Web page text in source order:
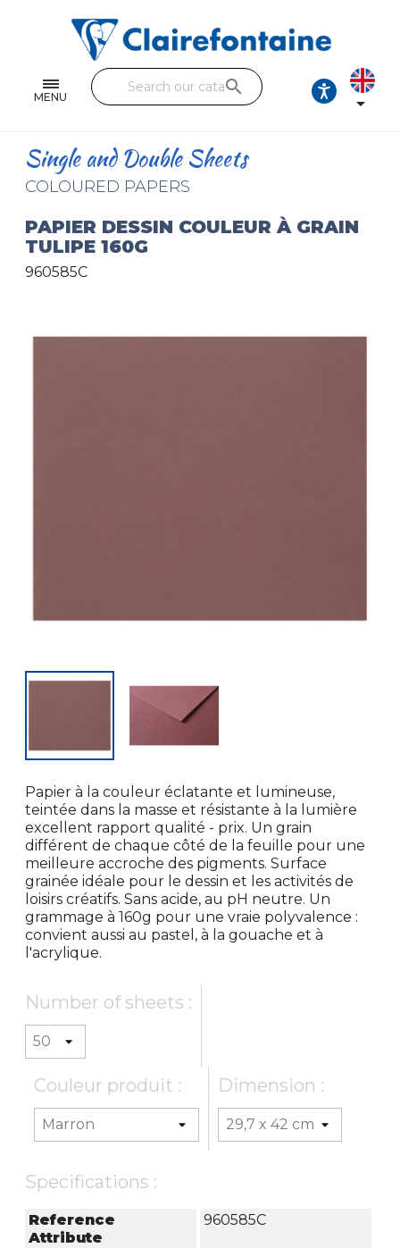
MENU
Single and double sheets
Fine arts
Handicraft
Pencil cases & Leather goods
All the collections
search

Single and Double Sheets
COLOURED PAPERS
PAPIER DESSIN COULEUR À GRAIN
TULIPE 160G
960585C
Papier à la couleur éclatante et lumineuse,
teintée dans la masse et résistante à la lumière
excellent rapport qualité - prix. Un grain
différent de chaque côté de la feuille pour une
meilleure accroche des pigments. Surface
grainée idéale pour le dessin et les activités de
loisirs créatifs. Sans acide, au pH neutre. Un
grammage à 160g pour une vraie polyvalence :
convient aussi au pastel, à la gouache et à
l'acrylique.
Number of sheets :
Couleur produit : Dimension :
Specifications :
Reference
Attribute
960585C